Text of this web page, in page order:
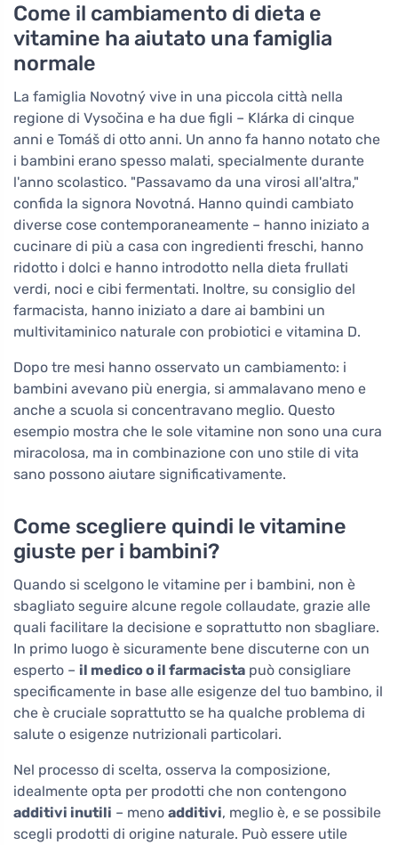
Come il cambiamento di dieta e
vitamine ha aiutato una famiglia
normale
La famiglia Novotný vive in una piccola città nella
regione di Vysočina e ha due figli – Klárka di cinque
anni e Tomáš di otto anni. Un anno fa hanno notato che
i bambini erano spesso malati, specialmente durante
l'anno scolastico. "Passavamo da una virosi all'altra,"
confida la signora Novotná. Hanno quindi cambiato
diverse cose contemporaneamente – hanno iniziato a
cucinare di più a casa con ingredienti freschi, hanno
ridotto i dolci e hanno introdotto nella dieta frullati
verdi, noci e cibi fermentati. Inoltre, su consiglio del
farmacista, hanno iniziato a dare ai bambini un
multivitaminico naturale con probiotici e vitamina D.
Dopo tre mesi hanno osservato un cambiamento: i
bambini avevano più energia, si ammalavano meno e
anche a scuola si concentravano meglio. Questo
esempio mostra che le sole vitamine non sono una cura
miracolosa, ma in combinazione con uno stile di vita
sano possono aiutare significativamente.
Come scegliere quindi le vitamine
giuste per i bambini?
Quando si scelgono le vitamine per i bambini, non è
sbagliato seguire alcune regole collaudate, grazie alle
quali facilitare la decisione e soprattutto non sbagliare.
In primo luogo è sicuramente bene discuterne con un
esperto – il medico o il farmacista può consigliare
specificamente in base alle esigenze del tuo bambino, il
che è cruciale soprattutto se ha qualche problema di
salute o esigenze nutrizionali particolari.
Nel processo di scelta, osserva la composizione,
idealmente opta per prodotti che non contengono
additivi inutili – meno additivi, meglio è, e se possibile
scegli prodotti di origine naturale. Può essere utile